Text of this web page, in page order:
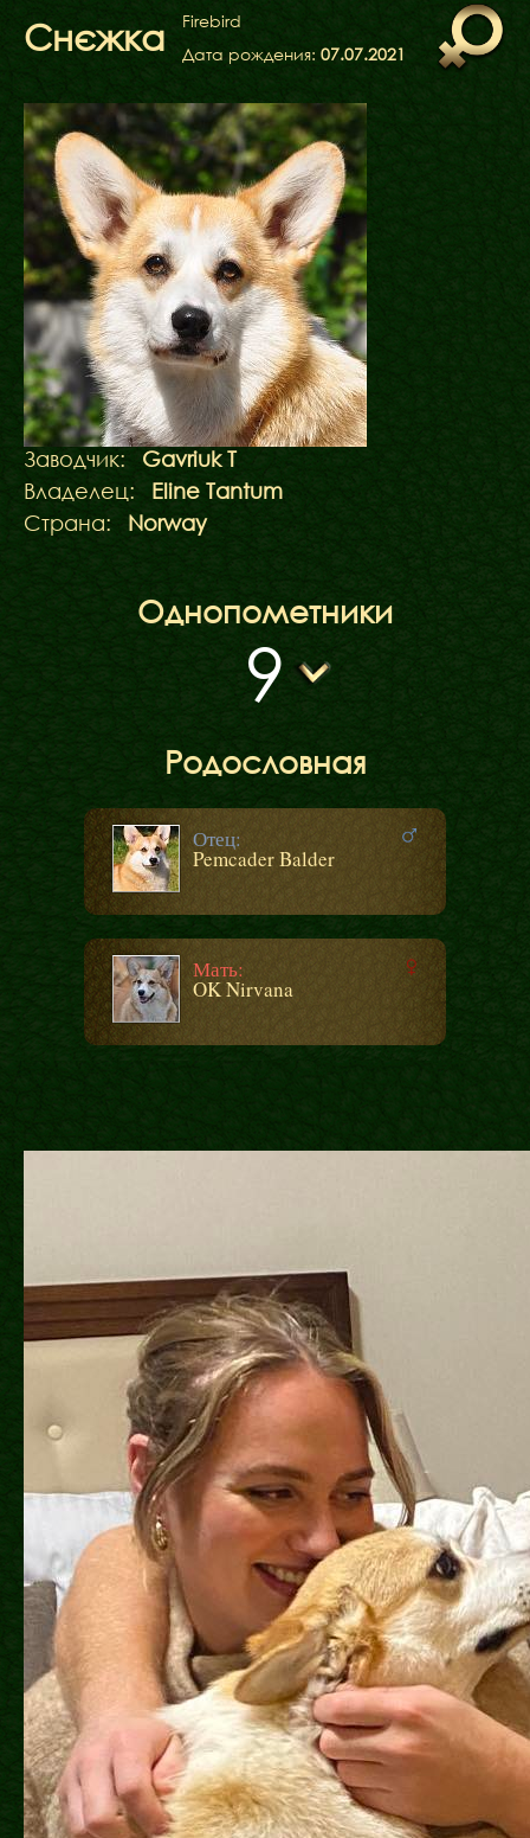
Снєжка
Firebird
Дата рождения: 07.07.2021
Заводчик:
Gavriuk T
Владелец:
Eline Tantum
Страна:
Norway
Однопометники
9
Родословная
Отец:
Pemcader Balder
Мать:
OK Nirvana
БЛОГ